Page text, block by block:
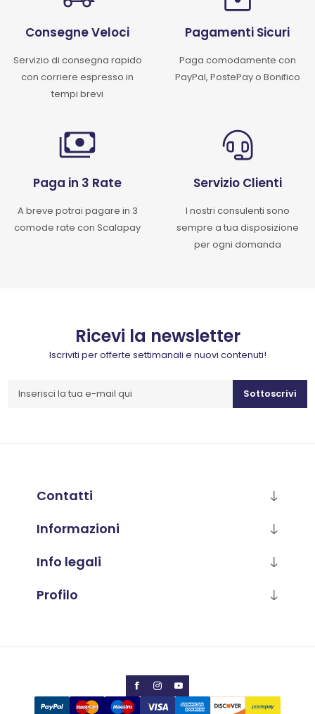
Consegne Veloci
Servizio di consegna rapido
con corriere espresso in
tempi brevi
Pagamenti Sicuri
Paga comodamente con
PayPal, PostePay o Bonifico
Paga in 3 Rate
A breve potrai pagare in 3
comode rate con Scalapay
Servizio Clienti
I nostri consulenti sono
sempre a tua disposizione
per ogni domanda
Ricevi la newsletter
Iscriviti per offerte settimanali e nuovi contenuti!
Sottoscrivi
Contatti
Informazioni
Info legali
Profilo